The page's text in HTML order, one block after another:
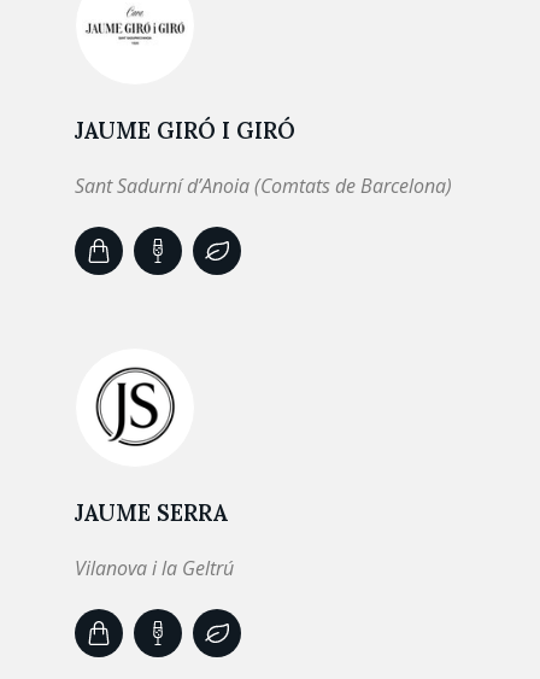
JAUME GIRÓ I GIRÓ
Sant Sadurní d’Anoia (Comtats de Barcelona)
JAUME SERRA
Vilanova i la Geltrú